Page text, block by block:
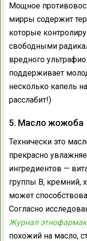
Мощное
мирры содержит
которые
свободными
вредного
поддерживает
несколько капель
расслабит!)
5. Масло жожоба
Технически это
прекрасно
ингредиентов —
группы В, кремний,
может
Согласно
Журнал
похожий на масло,